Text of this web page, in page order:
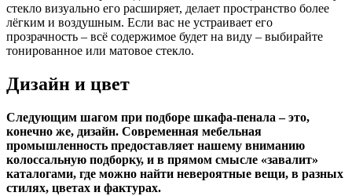
стекло визуально его расширяет, делает пространство более
лёгким и воздушным. Если вас не устраивает его
прозрачность – всё содержимое будет на виду – выбирайте
тонированное или матовое стекло.
Дизайн и цвет
Следующим шагом при подборе шкафа-пенала – это,
конечно же, дизайн. Современная мебельная
промышленность предоставляет нашему вниманию
колоссальную подборку, и в прямом смысле «завалит»
каталогами, где можно найти невероятные вещи, в разных
стилях, цветах и фактурах.